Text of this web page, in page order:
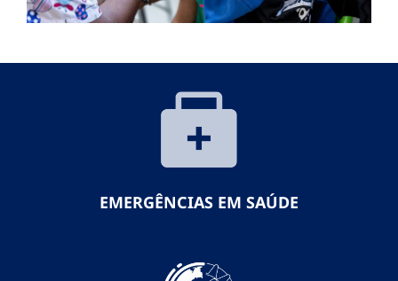
EMERGÊNCIAS EM SAÚDE